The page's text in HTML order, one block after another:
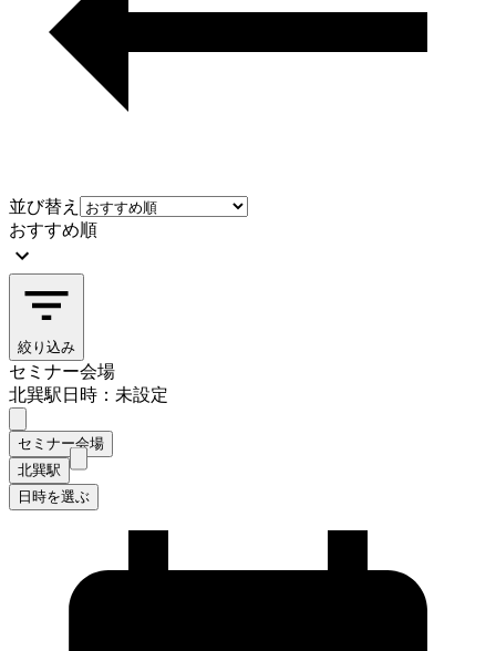
並び替え
おすすめ順
絞り込み
セミナー会場
北巽駅日時：未設定
セミナー会場
北巽駅
日時を選ぶ